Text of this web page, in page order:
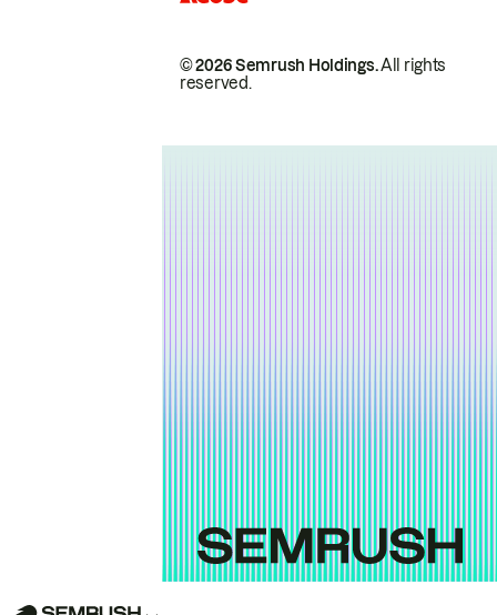
© 2026 Semrush Holdings.All rights
reserved.